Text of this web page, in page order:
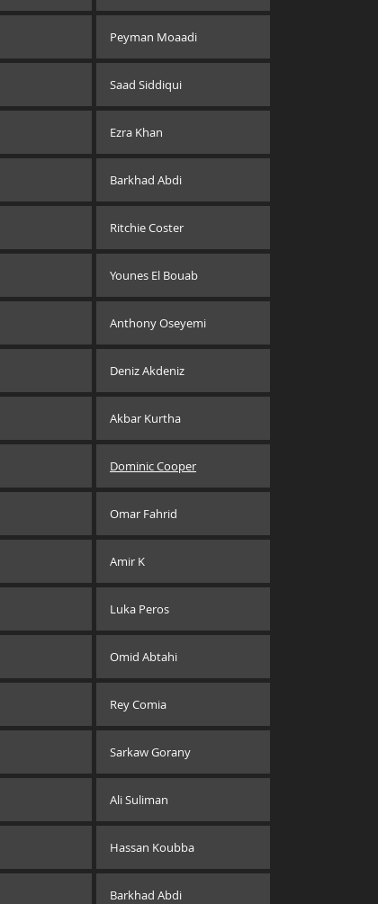
Peyman Moaadi
Saad Siddiqui
Ezra Khan
Barkhad Abdi
Ritchie Coster
Younes El Bouab
Anthony Oseyemi
Deniz Akdeniz
Akbar Kurtha
Dominic Cooper
Omar Fahrid
Amir K
Luka Peros
Omid Abtahi
Rey Comia
Sarkaw Gorany
Ali Suliman
Hassan Koubba
Barkhad Abdi